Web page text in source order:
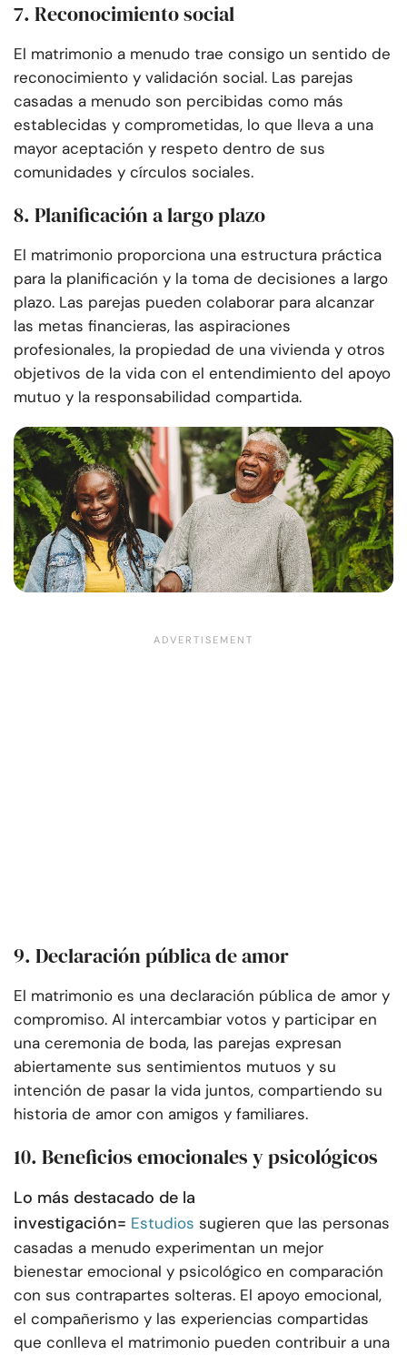
7. Reconocimiento social
El matrimonio a menudo trae consigo un sentido de
reconocimiento y validación social. Las parejas
casadas a menudo son percibidas como más
establecidas y comprometidas, lo que lleva a una
mayor aceptación y respeto dentro de sus
comunidades y círculos sociales.
8. Planificación a largo plazo
El matrimonio proporciona una estructura práctica
para la planificación y la toma de decisiones a largo
plazo. Las parejas pueden colaborar para alcanzar
las metas financieras, las aspiraciones
profesionales, la propiedad de una vivienda y otros
objetivos de la vida con el entendimiento del apoyo
mutuo y la responsabilidad compartida.
9. Declaración pública de amor
El matrimonio es una declaración pública de amor y
compromiso. Al intercambiar votos y participar en
una ceremonia de boda, las parejas expresan
abiertamente sus sentimientos mutuos y su
intención de pasar la vida juntos, compartiendo su
historia de amor con amigos y familiares.
10. Beneficios emocionales y psicológicos
Lo más destacado de la
investigación= Estudios sugieren que las personas
casadas a menudo experimentan un mejor
bienestar emocional y psicológico en comparación
con sus contrapartes solteras. El apoyo emocional,
el compañerismo y las experiencias compartidas
que conlleva el matrimonio pueden contribuir a una